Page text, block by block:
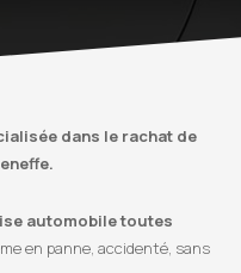
dans le rachat de
automobile toutes
en panne, accidenté, sans